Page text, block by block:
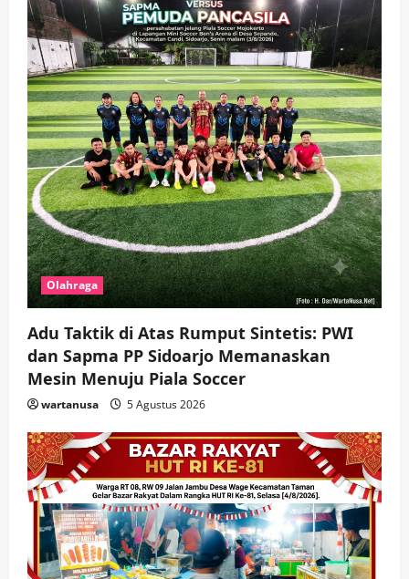
Olahraga
Adu Taktik di Atas Rumput Sintetis: PWI
dan Sapma PP Sidoarjo Memanaskan
Mesin Menuju Piala Soccer
wartanusa 5 Agustus 2026